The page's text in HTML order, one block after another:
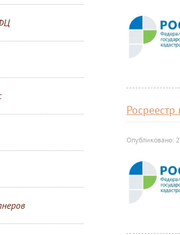
Опубликовано: